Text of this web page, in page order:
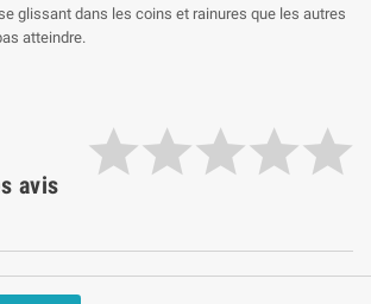
glissant dans les coins et rainures que les autres
atteindre.
avis